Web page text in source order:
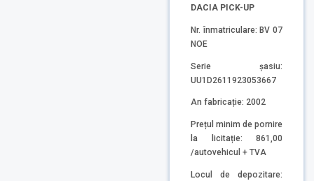
DACIA PICK-UP
Nr. înmatriculare: BV 07
NOE
Serie șasiu:
UU1D2611923053667
An fabricație: 2002
Prețul minim de pornire
la licitație: 861,00
/autovehicul + TVA
Locul de depozitare: